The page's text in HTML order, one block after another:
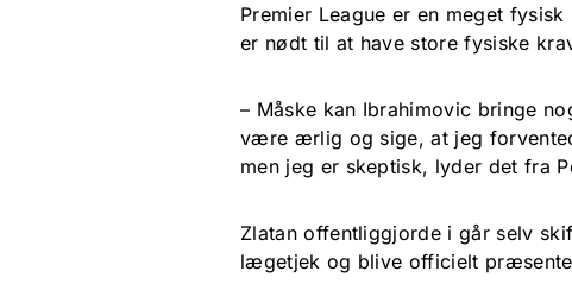
Premier League er en meget
er nødt til at have store fysiske
– Måske kan Ibrahimovic bringe
være ærlig og sige, at jeg
men jeg er skeptisk, lyder det fra
Zlatan offentliggjorde i går selv
lægetjek og blive officielt